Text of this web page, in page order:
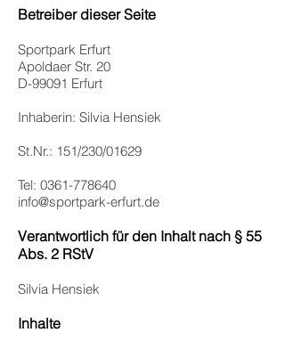
Betreiber dieser Seite
Sportpark Erfurt
Apoldaer Str. 20
D-99091 Erfurt
Inhaberin: Silvia Hensiek
St.Nr.: 151/230/01629
Tel: 0361-778640
info@sportpark-erfurt.de
Verantwortlich für den Inhalt nach § 55
Abs. 2 RStV
Silvia Hensiek
Inhalte